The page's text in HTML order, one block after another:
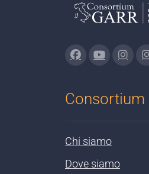
Consortium
Chi siamo
Dove siamo